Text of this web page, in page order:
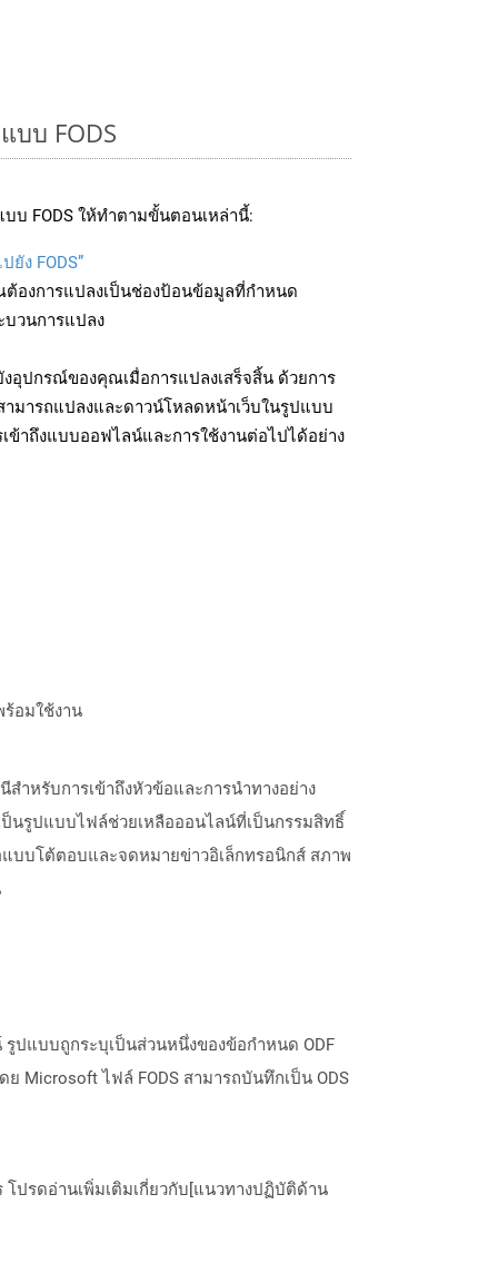
บบ FODS
บ FODS ให้ทำตามขั้นตอนเหล่านี้:
ยัง FODS”
องการแปลงเป็นช่องป้อนข้อมูลที่กำหนด
บวนการแปลง
งอุปกรณ์ของคุณเมื่อการแปลงเสร็จสิ้น ด้วยการ
มารถแปลงและดาวน์โหลดหน้าเว็บในรูปแบบ
เข้าถึงแบบออฟไลน์และการใช้งานต่อไปได้อย่าง
ร้อมใช้งาน
ำหรับการเข้าถึงหัวข้อและการนำทางอย่าง
ป็นรูปแบบไฟล์ช่วยเหลือออนไลน์ที่เป็นกรรมสิทธิ์
บบโต้ตอบและจดหมายข่าวอิเล็กทรอนิกส์ สภาพ
รูปแบบถูกระบุเป็นส่วนหนึ่งของข้อกำหนด ODF
Microsoft ไฟล์ FODS สามารถบันทึกเป็น ODS
ปรดอ่านเพิ่มเติมเกี่ยวกับ[แนวทางปฏิบัติด้าน